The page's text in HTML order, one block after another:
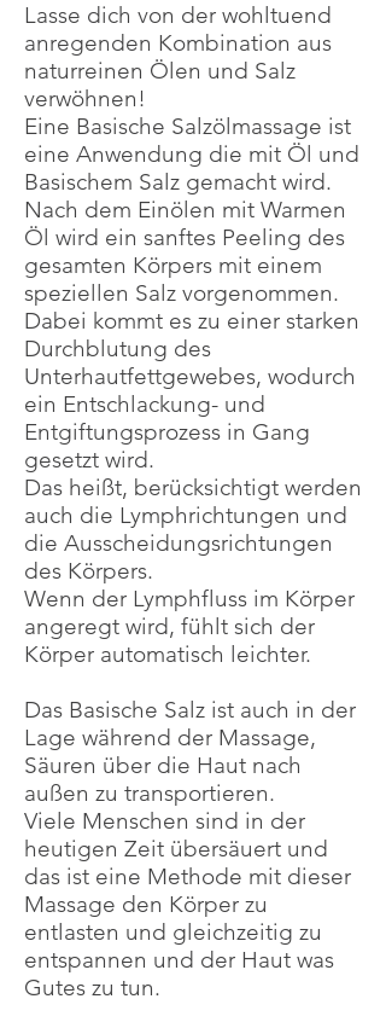
Lasse dich von der wohltuend
anregenden Kombination aus
naturreinen Ölen und Salz
verwöhnen!
Eine Basische Salzölmassage ist
eine Anwendung die mit Öl und
Basischem Salz gemacht wird.
Nach dem Einölen mit Warmen
Öl wird ein sanftes Peeling des
gesamten Körpers mit einem
speziellen Salz vorgenommen.
Dabei kommt es zu einer starken
Durchblutung des
Unterhautfettgewebes, wodurch
ein Entschlackung- und
Entgiftungsprozess in Gang
gesetzt wird.
Das heißt, berücksichtigt werden
auch die Lymphrichtungen und
die Ausscheidungsrichtungen
des Körpers.
Wenn der Lymphfluss im Körper
angeregt wird, fühlt sich der
Körper automatisch leichter.
Das Basische Salz ist auch in der
Lage während der Massage,
Säuren über die Haut nach
außen zu transportieren.
Viele Menschen sind in der
heutigen Zeit übersäuert und
das ist eine Methode mit dieser
Massage den Körper zu
entlasten und gleichzeitig zu
entspannen und der Haut was
Gutes zu tun.